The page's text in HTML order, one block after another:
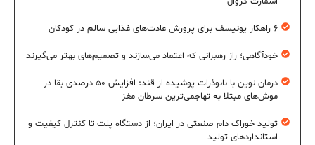
۶ راهکار یونیسف برای پرورش عادت‌های غذایی سالم در کودکان
خودآگاهی؛ راز رهبرانی که اعتماد می‌سازند و تصمیم‌های بهتر می‌گیرند
درمان نوین با نانوذرات پوشیده از قند؛ افزایش ۵۰ درصدی بقا در
موش‌های مبتلا به تهاجمی‌ترین سرطان مغز
تولید خوراک دام صنعتی در ایران؛ از دستگاه پلت تا کنترل کیفیت و
استانداردهای تولید